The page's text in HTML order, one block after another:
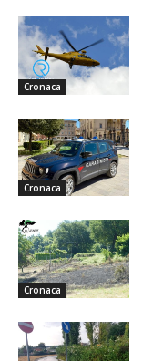
Cronaca
Cronaca
Cronaca